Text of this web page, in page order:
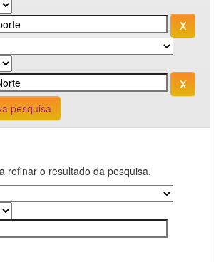
pesquisa
refinar o resultado da pesquisa.